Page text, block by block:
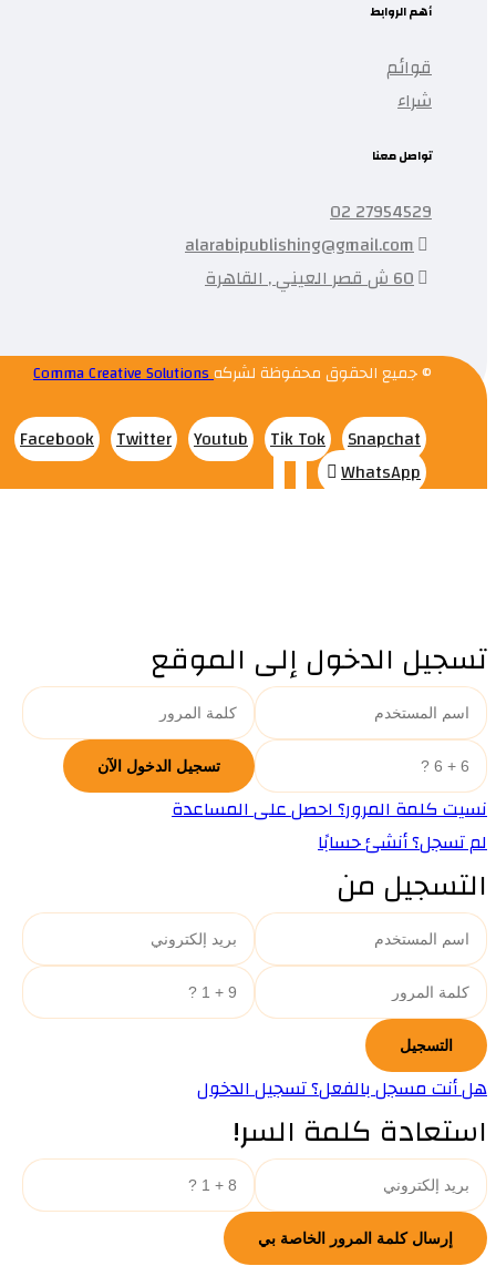
أهم الروابط
قوائم
شراء
تواصل معنا
27954529 02
alarabipublishing@gmail.com
60 ش قصر العيني , القاهرة
© جميع الحقوق محفوظة لشركهComma Creative Solutions
Facebook Twitter Youtub Tik Tok
Snapchat
WhatsApp
تسجيل الدخول إلى الموقع
نسيت كلمة المرور؟ احصل على المساعدة
لم تسجل؟ أنشئ حسابًا
التسجيل من
هل أنت مسجل بالفعل؟ تسجيل الدخول
استعادة كلمة السر!